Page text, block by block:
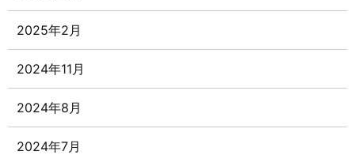
2025年2月
2024年11月
2024年8月
2024年7月